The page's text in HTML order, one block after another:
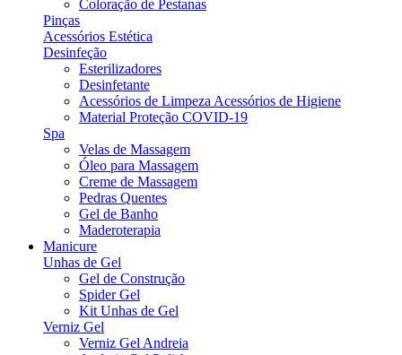
Coloração de Pestanas
Pinças
Acessórios Estética
Desinfeção
Esterilizadores
Desinfetante
Acessórios de Limpeza Acessórios de Higiene
Material Proteção COVID-19
Spa
Velas de Massagem
Óleo para Massagem
Creme de Massagem
Pedras Quentes
Gel de Banho
Maderoterapia
Manicure
Unhas de Gel
Gel de Construção
Spider Gel
Kit Unhas de Gel
Verniz Gel
Verniz Gel Andreia